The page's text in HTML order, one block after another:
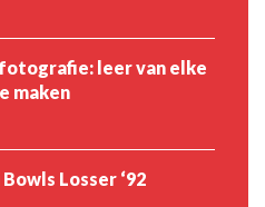
leer van elke
maken
Losser ‘92